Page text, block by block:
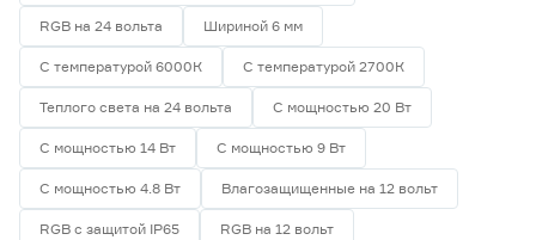
RGB на 24 вольта Шириной 6 мм
С температурой 6000К С температурой 2700К
Теплого света на 24 вольта С мощностью 20 Вт
С мощностью 14 Вт С мощностью 9 Вт
С мощностью 4.8 Вт Влагозащищенные на 12 вольт
RGB с защитой IP65 RGB на 12 вольт